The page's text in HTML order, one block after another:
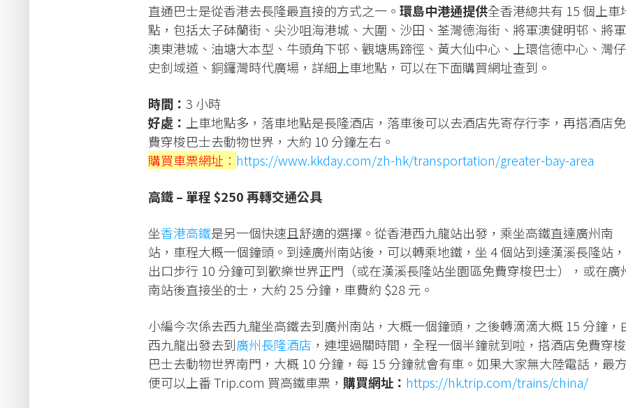
直通巴士是從香港去長隆最直接的方式之一。 環島中港通提供全香港總共有 15 個上車
點，包括太子砵蘭街、尖沙咀海港城、大圍、沙田、荃灣德海街、將軍澳健明邨、將軍
澳東港城、油塘大本型、牛頭角下邨、觀塘馬蹄徑、黃大仙中心、上環信德中心、灣仔
史釗域道、銅鑼灣時代廣場，詳細上車地點，可以在下面購買網址查到。
時間： 3 小時
好處： 上車地點多，落車地點是長隆酒店，落車後可以去酒店先寄存行李，再搭酒店免
費穿梭巴士去動物世界，大約 10 分鐘左右。
購買車票網址： https://www.kkday.com/zh-hk/transportation/greater-bay-area
高鐵 – 單程 $250 再轉交通公具
坐香港高鐵是另一個快速且舒適的選擇。從香港西九龍站出發，乘坐高鐵直達廣州南
站，車程大概一個鐘頭。到達廣州南站後，可以轉乘地鐵，坐 4 個站到達漢溪長隆站
出口步行 10 分鐘可到歡樂世界正門（或在漢溪長隆站坐園區免費穿梭巴士），或在廣
南站後直接坐的士，大約 25 分鐘，車費約 $28 元。
小編今次係去西九龍坐高鐵去到廣州南站，大概一個鐘頭，之後轉滴滴大概 15 分鐘，
西九龍出發去到廣州長隆酒店 ，連埋過關時間，全程一個半鐘就到啦，搭酒店免費穿梭
巴士去動物世界南門，大概 10 分鐘，每 15 分鐘就會有車。如果大家無大陸電話，最
便可以上番 Trip.com 買高鐵車票， 購買網址： https://hk.trip.com/trains/china/